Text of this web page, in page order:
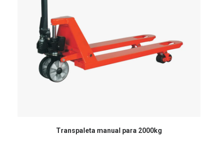
Transpaleta manual para 2000kg